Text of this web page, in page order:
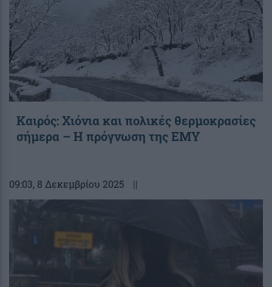
Καιρός: Χιόνια και πολικές θερμοκρασίες
σήμερα – Η πρόγνωση της ΕΜΥ
09:03, 8 Δεκεμβρίου 2025 ||